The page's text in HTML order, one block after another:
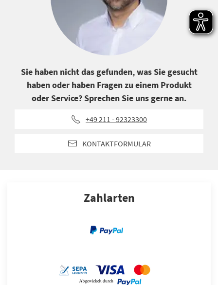
Sie haben nicht das gefunden, was Sie gesucht
haben oder haben Fragen zu einem Produkt
oder Service? Sprechen Sie uns gerne an.
+49 211 - 92323300
KONTAKTFORMULAR
Zahlarten